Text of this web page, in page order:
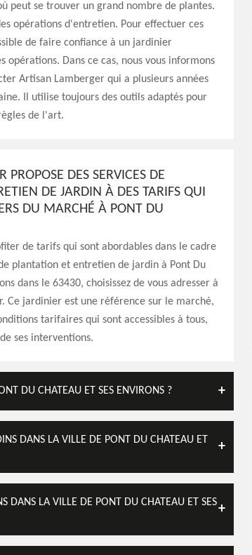
peut se trouver un grand nombre de plantes.
opérations d'entretien. Pour effectuer ces
de faire confiance à un jardinier
opérations. Dans ce cas, nous vous informons
Artisan Lamberger qui a plusieurs années
Il utilise toujours des outils adaptés pour
de l'art.
DES SERVICES DE
DE JARDIN À DES TARIFS QUI
DU MARCHÉ À PONT DU
de tarifs qui sont abordables dans le cadre
plantation et entretien de jardin à Pont Du
dans le 63430, choisissez de vous adresser à
Ce jardinier est une référence sur le marché,
tarifaires qui sont accessibles à tous,
ses interventions.
DU CHATEAU ET SES ENVIRONS ?
DANS LA VILLE DE PONT DU CHATEAU ET
DANS LA VILLE DE PONT DU CHATEAU ET SES